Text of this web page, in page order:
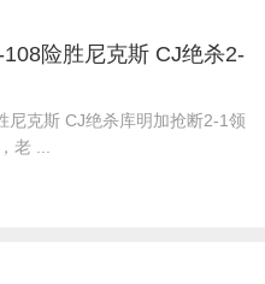
险胜尼克斯 CJ绝杀2-
尼克斯 CJ绝杀库明加抢断2-1领
老 ...